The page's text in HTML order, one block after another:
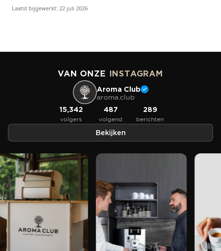
Laatst bijgewerkt: 22 juli 2026
VAN ONZE INSTAGRAM
Aroma Club
aroma.club
15,342
volgers
487
volgend
289
berichten
Bekijken